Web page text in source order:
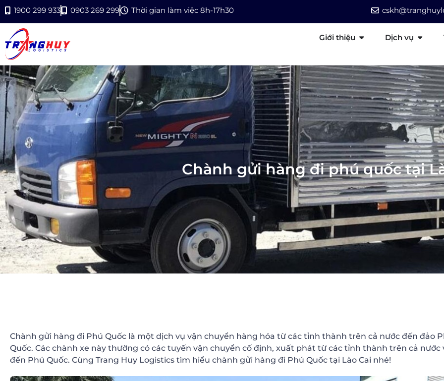
1900 299 933 0903 269 299 Thời gian làm việc 8h-17h30
Giới thiệu Dịch vụ
Chành gửi hàng đi phú quốc tại
Chành gửi hàng đi Phú Quốc là một dịch vụ vận chuyển hàng hóa từ các tỉnh thành trên cả nước đến đảo
Quốc. Các chành xe này thường có các tuyến vận chuyển cố định, xuất phát từ các tỉnh thành trên cả nước
đến Phú Quốc. Cùng Trang Huy Logistics tìm hiểu chành gửi hàng đi Phú Quốc tại Lào Cai nhé!